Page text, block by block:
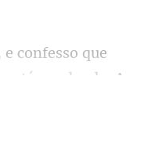
está me dando. A